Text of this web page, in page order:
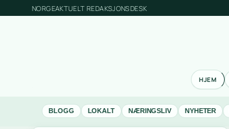
NORGEAKTUELT REDAKSJONSDESK
HJEM
BLOGG LOKALT NÆRINGSLIV NYHETER